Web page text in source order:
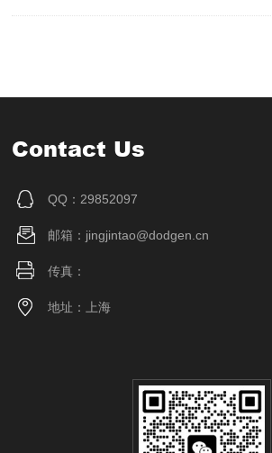
Contact Us
QQ：29852097
邮箱：jingjintao@dodgen.cn
传真：
地址：上海